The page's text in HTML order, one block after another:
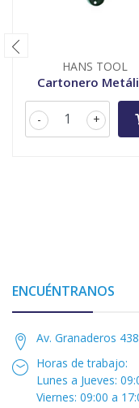
HANS TOOL
Cartonero
+
-
ENCUÉNTRANOS
Av. Granaderos
Horas de trabajo:
Lunes a Jueves:
Viernes: 09:00 a